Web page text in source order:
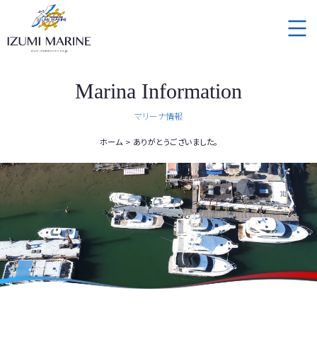
Marina Information
マリーナ情報
ホーム ありがとうございました。